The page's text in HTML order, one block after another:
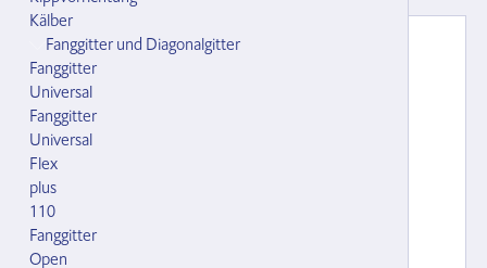
Kälber
Fanggitter und Diagonalgitter
Fanggitter
Universal
Fanggitter
Universal
Flex
plus
110
Fanggitter
Open